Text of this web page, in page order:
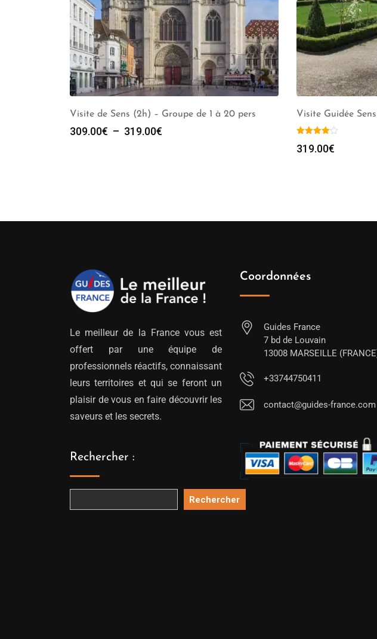
Visite de Sens (2h) – Groupe de 1 à 20 pers
309.00€ – 319.00€
Visite Guidée
319.00€
Le meilleur de la France vous est
offert par une équipe de
professionnels réactifs, connaissant
leurs territoires et qui se feront un
plaisir de vous en faire découvrir les
saveurs et les secrets.
Rechercher :
Rechercher
Coordonnées
Guides France
7 bd de Louvain
13008 MARSEILLE
+33744750411
contact@guides-france.com